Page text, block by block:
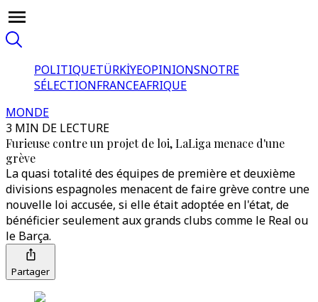
POLITIQUETÜRKİYEOPINIONSNOTRE
SÉLECTIONFRANCEAFRIQUE
MONDE
3 MIN DE LECTURE
Furieuse contre un projet de loi, LaLiga menace d'une
grève
La quasi totalité des équipes de première et deuxième
divisions espagnoles menacent de faire grève contre une
nouvelle loi accusée, si elle était adoptée en l'état, de
bénéficier seulement aux grands clubs comme le Real ou
le Barça.
Partager